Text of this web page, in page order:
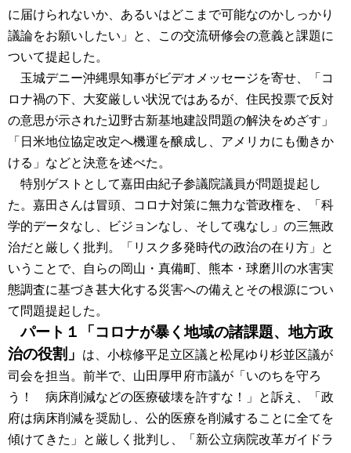
に届けられないか、あるいはどこまで可能なのかしっかり
議論をお願いしたい」と、この交流研修会の意義と課題に
ついて提起した。
玉城デニー沖縄県知事がビデオメッセージを寄せ、「コ
ロナ禍の下、大変厳しい状況ではあるが、住民投票で反対
の意思が示された辺野古新基地建設問題の解決をめざす」
「日米地位協定改定へ機運を醸成し、アメリカにも働きか
ける」などと決意を述べた。
特別ゲストとして嘉田由紀子参議院議員が問題提起し
た。嘉田さんは冒頭、コロナ対策に無力な菅政権を、「科
学的データなし、ビジョンなし、そして魂なし」の三無政
治だと厳しく批判。「リスク多発時代の政治の在り方」と
いうことで、自らの岡山・真備町、熊本・球磨川の水害実
態調査に基づき甚大化する災害への備えとその根源につい
て問題提起した。
パート１「コロナが暴く地域の諸課題、地方政
治の役割」
は、小椋修平足立区議と松尾ゆり杉並区議が
司会を担当。前半で、山田厚甲府市議が「いのちを守ろ
う！ 病床削減などの医療破壊を許すな！」と訴え、「政
府は病床削減を奨励し、公的医療を削減することに全てを
傾けてきた」と厳しく批判し、「新公立病院改革ガイドラ